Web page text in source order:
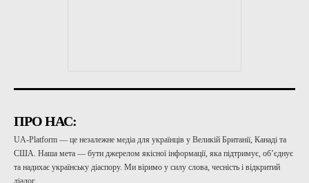
ПРО НАС:
UA-Platform — це незалежне медіа для українців у Великій Британії, Канаді та
США. Наша мета — бути джерелом якісної інформації, яка підтримує, об’єднує
та надихає українську діаспору. Ми віримо у силу слова, чесність і відкритий
діалог.